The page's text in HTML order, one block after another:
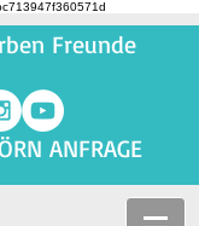
Freunde
ANFRAGE